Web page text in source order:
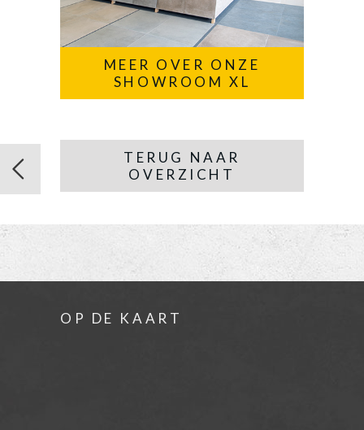
MEER OVER ONZE
SHOWROOM XL
TERUG NAAR
OVERZICHT
OP DE KAART